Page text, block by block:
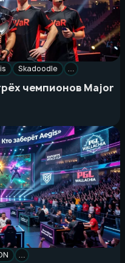
Skadoodle …
чемпионов Major
…